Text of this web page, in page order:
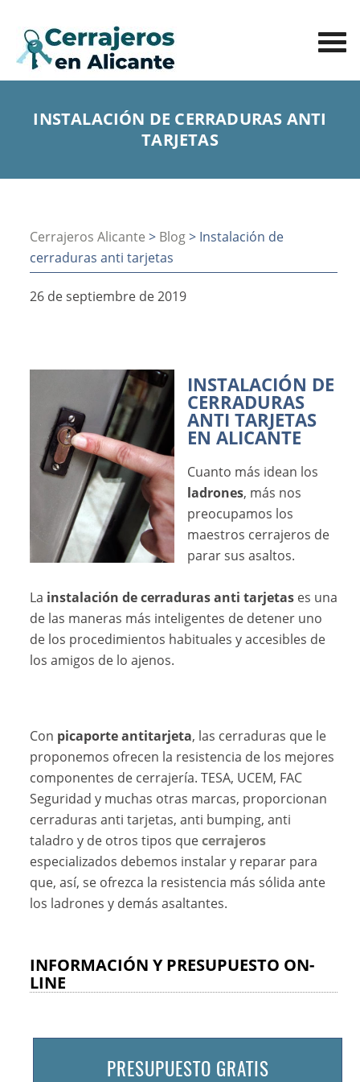
INSTALACIÓN DE CERRADURAS ANTI
TARJETAS
Cerrajeros Alicante > Blog> Instalación de
cerraduras anti tarjetas
26 de septiembre de 2019
INSTALACIÓN DE
CERRADURAS
ANTI TARJETAS
EN ALICANTE
Cuanto más idean los
ladrones, más nos
preocupamos los
maestros cerrajeros de
parar sus asaltos.
La instalación de cerraduras anti tarjetas es una
de las maneras más inteligentes de detener uno
de los procedimientos habituales y accesibles de
los amigos de lo ajenos.
Con picaporte antitarjeta, las cerraduras que le
proponemos ofrecen la resistencia de los mejores
componentes de cerrajería. TESA, UCEM, FAC
Seguridad y muchas otras marcas, proporcionan
cerraduras anti tarjetas, anti bumping, anti
taladro y de otros tipos quecerrajeros
especializados debemos instalar y reparar para
que, así, se ofrezca la resistencia más sólida ante
los ladrones y demás asaltantes.
INFORMACIÓN Y PRESUPUESTO ON-
LINE
PRESUPUESTO GRATIS